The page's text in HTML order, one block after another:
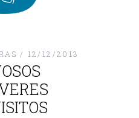
12/12/2013